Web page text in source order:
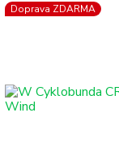
Doprava ZDARMA